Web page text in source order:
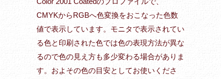
CMYKからRGBへ色変換をおこなった色数
値で表示しています。モニタで表示されてい
る色と印刷された色では色の表現方法が異な
るので色の見え方も多少変わる場合がありま
す。およその色の目安としてお使いくださ